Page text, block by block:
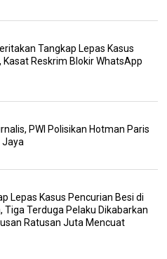
Tangkap Lepas Kasus
Kasat Reskrim Blokir WhatsApp
PWI Polisikan Hotman Paris
Jaya
Lepas Kasus Pencurian Besi di
Tiga Terduga Pelaku Dikabarkan
Ratusan Juta Mencuat